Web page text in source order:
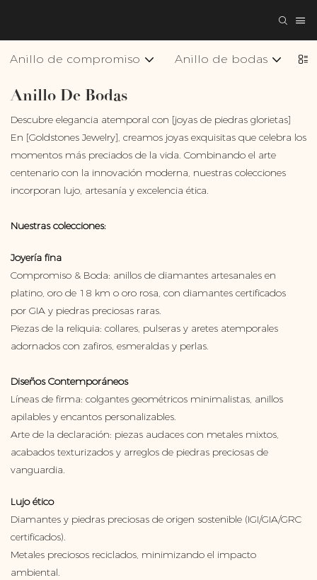
Anillo de compromiso Anillo de bodas
Anillo De Bodas
Descubre elegancia atemporal con [joyas de piedras glorietas]
En [Goldstones Jewelry], creamos joyas exquisitas que celebra los
momentos más preciados de la vida. Combinando el arte
centenario con la innovación moderna, nuestras colecciones
incorporan lujo, artesanía y excelencia ética.
Nuestras colecciones:
Joyería fina
Compromiso & Boda: anillos de diamantes artesanales en
platino, oro de 18 km o oro rosa, con diamantes certificados
por GIA y piedras preciosas raras.
Piezas de la reliquia: collares, pulseras y aretes atemporales
adornados con zafiros, esmeraldas y perlas.
Diseños Contemporáneos
Líneas de firma: colgantes geométricos minimalistas, anillos
apilables y encantos personalizables.
Arte de la declaración: piezas audaces con metales mixtos,
acabados texturizados y arreglos de piedras preciosas de
vanguardia.
Lujo ético
Diamantes y piedras preciosas de origen sostenible (IGI/GIA/GRC
certificados).
Metales preciosos reciclados, minimizando el impacto
ambiental.